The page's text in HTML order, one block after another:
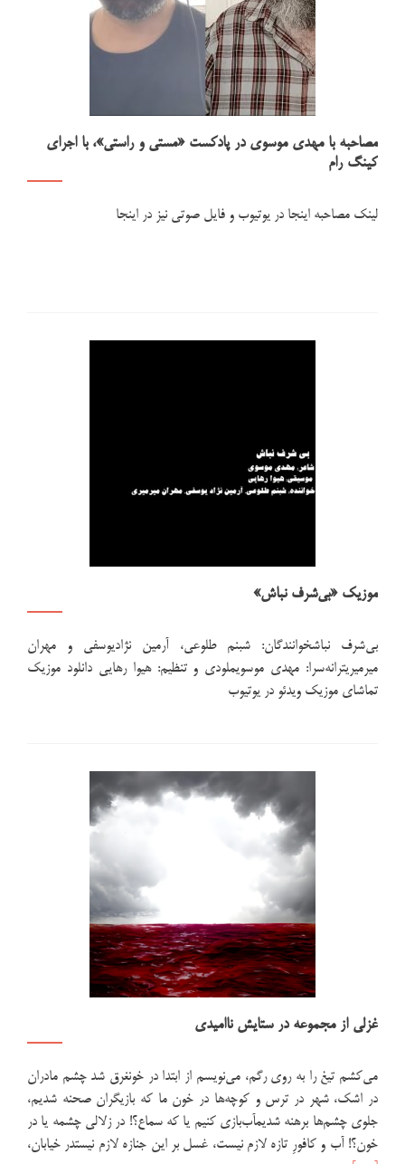
مصاحبه با مهدی موسوی در پادکست «مستی و راستی»، با اجرای
کینگ رام
لینک مصاحبه اینجا در یوتیوب و فایل صوتی نیز در اینجا
موزیک «بی‌شرف نباش»
بی‌شرف نباشخوانندگان: شبنم طلوعی، آرمین نژادیوسفی و مهران
میرمیریترانه‌سرا: مهدی موسویملودی و تنظیم: هیوا رهایی دانلود موزیک
تماشای موزیک ویدئو در یوتیوب
غزلی از مجموعه در ستایش ناامیدی
می‌کشم تیغ را به روی رگم، می‌نویسم از ابتدا در خونغرق شد چشم مادران
در اشک، شهر در ترس و کوچه‌ها در خون ما که بازیگران صحنه شدیم،
جلوی چشم‌ها برهنه شدیمآب‌بازی کنیم یا که سماع؟! در زلالی چشمه یا در
خون؟! آب و کافورِ تازه لازم نیست، غسل بر این جنازه لازم نیستدر خیابان،